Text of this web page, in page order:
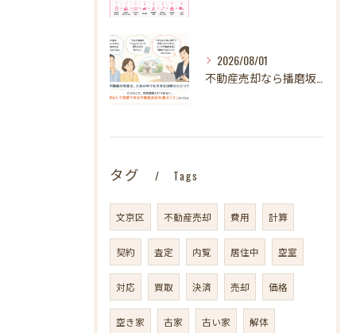
2026/08/01
不動産売却なら播磨坂不動産へ！文京区の不動産売却を地域密着でサポート
タグ Tags
文京区 不動産売却 費用 計算
契約 査定 内覧 居住中 空室
対応 買取 決済 売却 価格
空き家 古家 古い家 解体